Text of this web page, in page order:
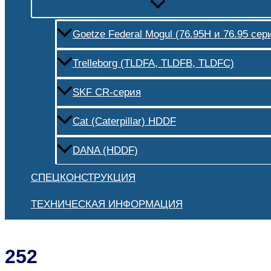
Goetze Federal Mogul (76.95H и 76.95
Trelleborg (TLDFA, TLDFB, TLDFC)
SKF CR-серия
Cat (Caterpillar) HDDF
DANA (HDDF)
СПЕЦКОНСТРУКЦИЯ
ТЕХНИЧЕСКАЯ ИНФОРМАЦИЯ
252